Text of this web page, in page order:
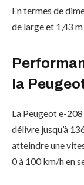
En termes de
de large et 1,43
la
La Peugeot e-
délivre jusqu’à
atteindre une
0 à 100 km/h en